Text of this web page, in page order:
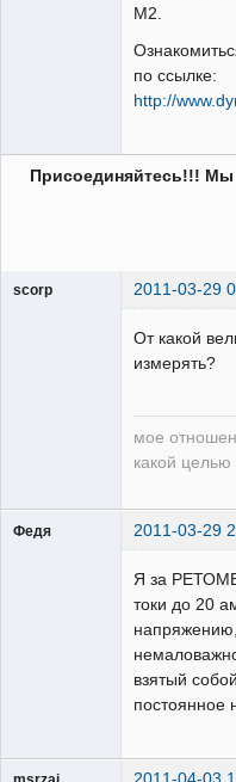
М2.
по ссылке:
http://
Присоединяйтесь!!!
scorp 2011-03-29
От какой
измерять?
мое
какой
Федя 2011-03-29
Я за
токи до 20
взятый
постоянное
2011-04-03